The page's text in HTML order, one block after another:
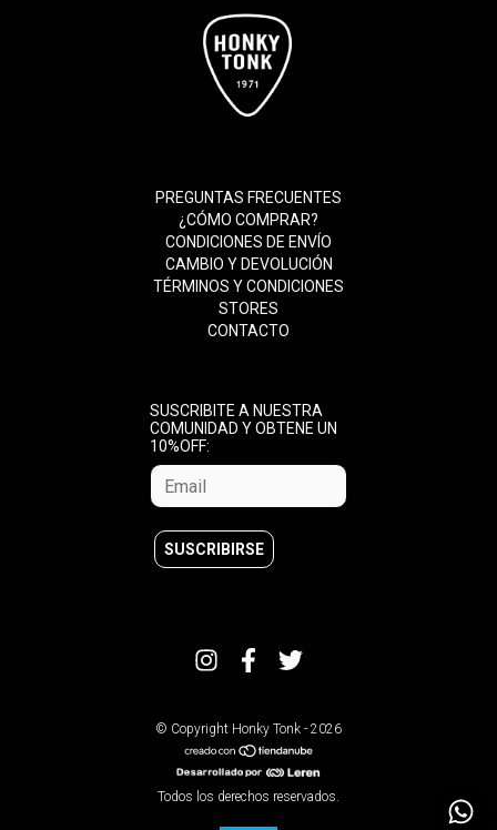
PREGUNTAS FRECUENTES
¿CÓMO COMPRAR?
CONDICIONES DE ENVÍO
CAMBIO Y DEVOLUCIÓN
TÉRMINOS Y CONDICIONES
STORES
CONTACTO
SUSCRIBITE A NUESTRA
COMUNIDAD Y OBTENE UN
10%OFF:
© Copyright Honky Tonk - 2026
Todos los derechos reservados.